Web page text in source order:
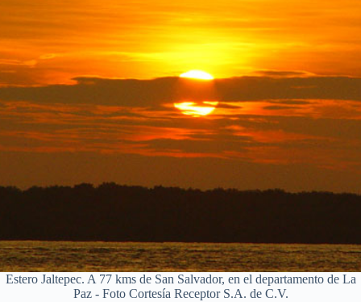
Estero Jaltepec. A 77 kms de San Salvador, en el departamento de La
Paz - Foto Cortesía Receptor S.A. de C.V.